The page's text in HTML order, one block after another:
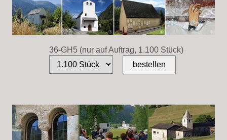
36-GH5 (nur auf Auftrag, 1.100 Stück)